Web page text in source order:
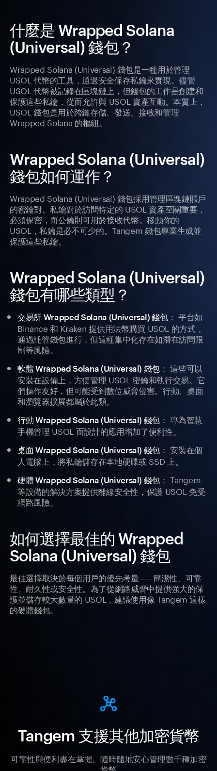
什麼是 Wrapped Solana
(Universal) 錢包？
Wrapped Solana (Universal) 錢包是一種用於管理
USOL 代幣的工具，通過安全保存私鑰來實現。儘管
USOL 代幣被記錄在區塊鏈上，但錢包的工作是創建和
保護這些私鑰，從而允許與 USOL 資產互動。本質上，
USOL 錢包是用於跨鏈存儲、發送、接收和管理
Wrapped Solana 的樞紐。
Wrapped Solana (Universal)
錢包如何運作？
Wrapped Solana (Universal) 錢包採用管理區塊鏈賬戶
的密鑰對。私鑰對於訪問特定的 USOL 資產至關重要，
必須保密，而公鑰則可用於接收代幣。移動你的
USOL，私鑰是必不可少的。Tangem 錢包專業生成並
保護這些私鑰。
Wrapped Solana (Universal)
錢包有哪些類型？
交易所 Wrapped Solana (Universal) 錢包： 平台如
Binance 和 Kraken 提供用法幣購買 USOL 的方式，
通過託管錢包進行，但這種集中化存在如潛在訪問限
制等風險。
軟體 Wrapped Solana (Universal) 錢包 ： 這些可以
安裝在設備上，方便管理 USOL 密鑰和執行交易。它
們操作友好，但可能受到數位威脅侵害。行動、桌面
和瀏覽器擴展都屬於此類。
行動 Wrapped Solana (Universal) 錢包 ： 專為智慧
手機管理 USOL 而設計的應用增加了便利性。
桌面 Wrapped Solana (Universal) 錢包 ： 安裝在個
人電腦上，將私鑰儲存在本地硬碟或 SSD 上。
硬體 Wrapped Solana (Universal) 錢包 ： Tangem
等設備的解決方案提供離線安全性，保護 USOL 免受
網路風險。
如何選擇最佳的 Wrapped
Solana (Universal) 錢包
最佳選擇取決於每個用戶的優先考量——簡潔性、可靠
性、耐久性或安全性。為了從網路威脅中提供強大的保
護並儲存較大數量的 USOL，建議使用像 Tangem 這樣
的硬體錢包。
Tangem 支援其他加密貨幣
可靠性與便利盡在掌握。隨時隨地安心管理數千種加密